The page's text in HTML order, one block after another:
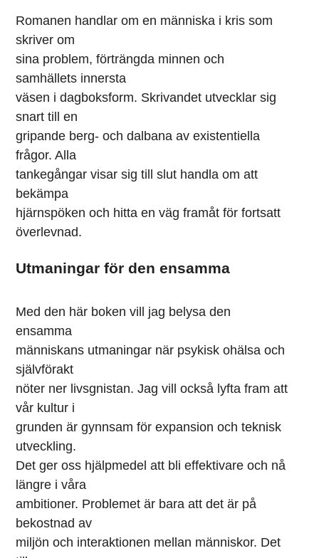
Romanen handlar om en människa i kris som
skriver om
sina problem, förträngda minnen och
samhällets innersta
väsen i dagboksform. Skrivandet utvecklar sig
snart till en
gripande berg- och dalbana av existentiella
frågor. Alla
tankegångar visar sig till slut handla om att
bekämpa
hjärnspöken och hitta en väg framåt för fortsatt
överlevnad.
Utmaningar för den ensamma
Med den här boken vill jag belysa den
ensamma
människans utmaningar när psykisk ohälsa och
självförakt
nöter ner livsgnistan. Jag vill också lyfta fram att
vår kultur i
grunden är gynnsam för expansion och teknisk
utveckling.
Det ger oss hjälpmedel att bli effektivare och nå
längre i våra
ambitioner. Problemet är bara att det är på
bekostnad av
miljön och interaktionen mellan människor. Det